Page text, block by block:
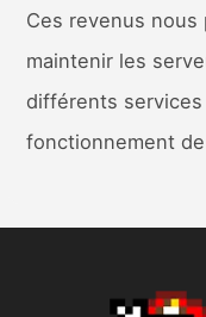
Ces revenus
maintenir les
différents
fonctionnement